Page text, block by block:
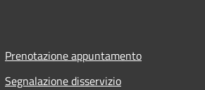
Prenotazione appuntamento
Segnalazione disservizio